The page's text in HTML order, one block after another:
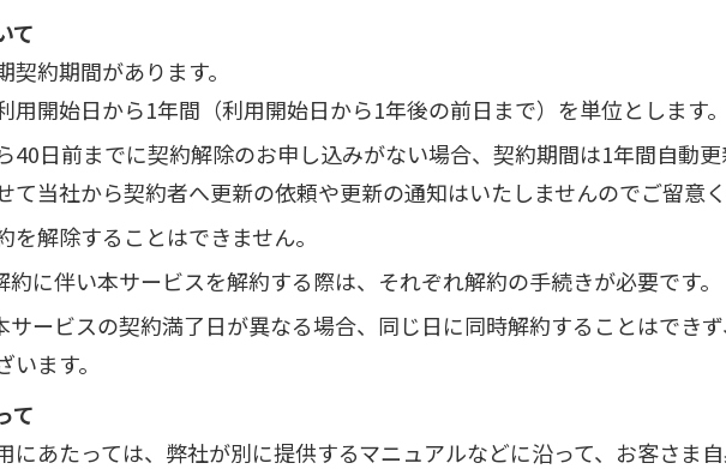
て
約期間があります。
用開始日から1年間（利用開始日から1年後の前日まで）を単位とします。
40日前までに契約解除のお申し込みがない場合、契約期間は1年間自動更
て当社から契約者へ更新の依頼や更新の通知はいたしませんのでご留意く
を解除することはできません。
に伴い本サービスを解約する際は、それぞれ解約の手続きが必要です。
サービスの契約満了日が異なる場合、同じ日に同時解約することはでき
ます。
て
にあたっては、弊社が別に提供するマニュアルなどに沿って、お客さま